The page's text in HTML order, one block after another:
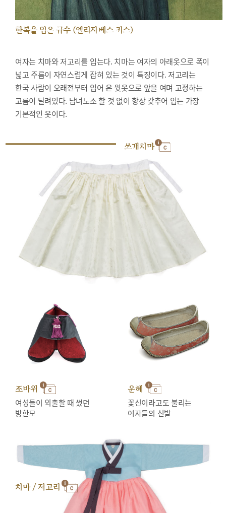
한복을 입은 규수 (엘리자베스 키스)
여자는 치마와 저고리를 입는다. 치마는 여자의 아래옷으로 폭이
넓고 주름이 자연스럽게 잡혀 있는 것이 특징이다. 저고리는
한국 사람이 오래전부터 입어 온 윗옷으로 앞을 여며 고정하는
고름이 달려있다. 남녀노소 할 것 없이 항상 갖추어 입는 가장
기본적인 옷이다.
쓰개치마
조바위
여성들이 외출할 때 썼던
방한모
운혜
꽃신이라고도 불리는
여자들의 신발
치마 / 저고리